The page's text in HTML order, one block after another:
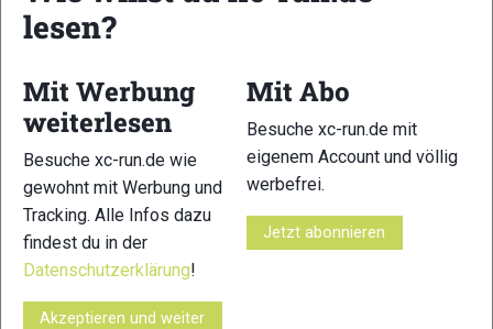
lesen?
Mit Werbung
weiterlesen
Besuche xc-run.de wie
gewohnt mit Werbung und
Tracking. Alle Infos dazu
findest du in der
Datenschutzerklärung!
Akzeptieren und weiter
Mit Abo
Besuche xc-run.de mit
eigenem Account und völlig
werbefrei.
Jetzt abonnieren